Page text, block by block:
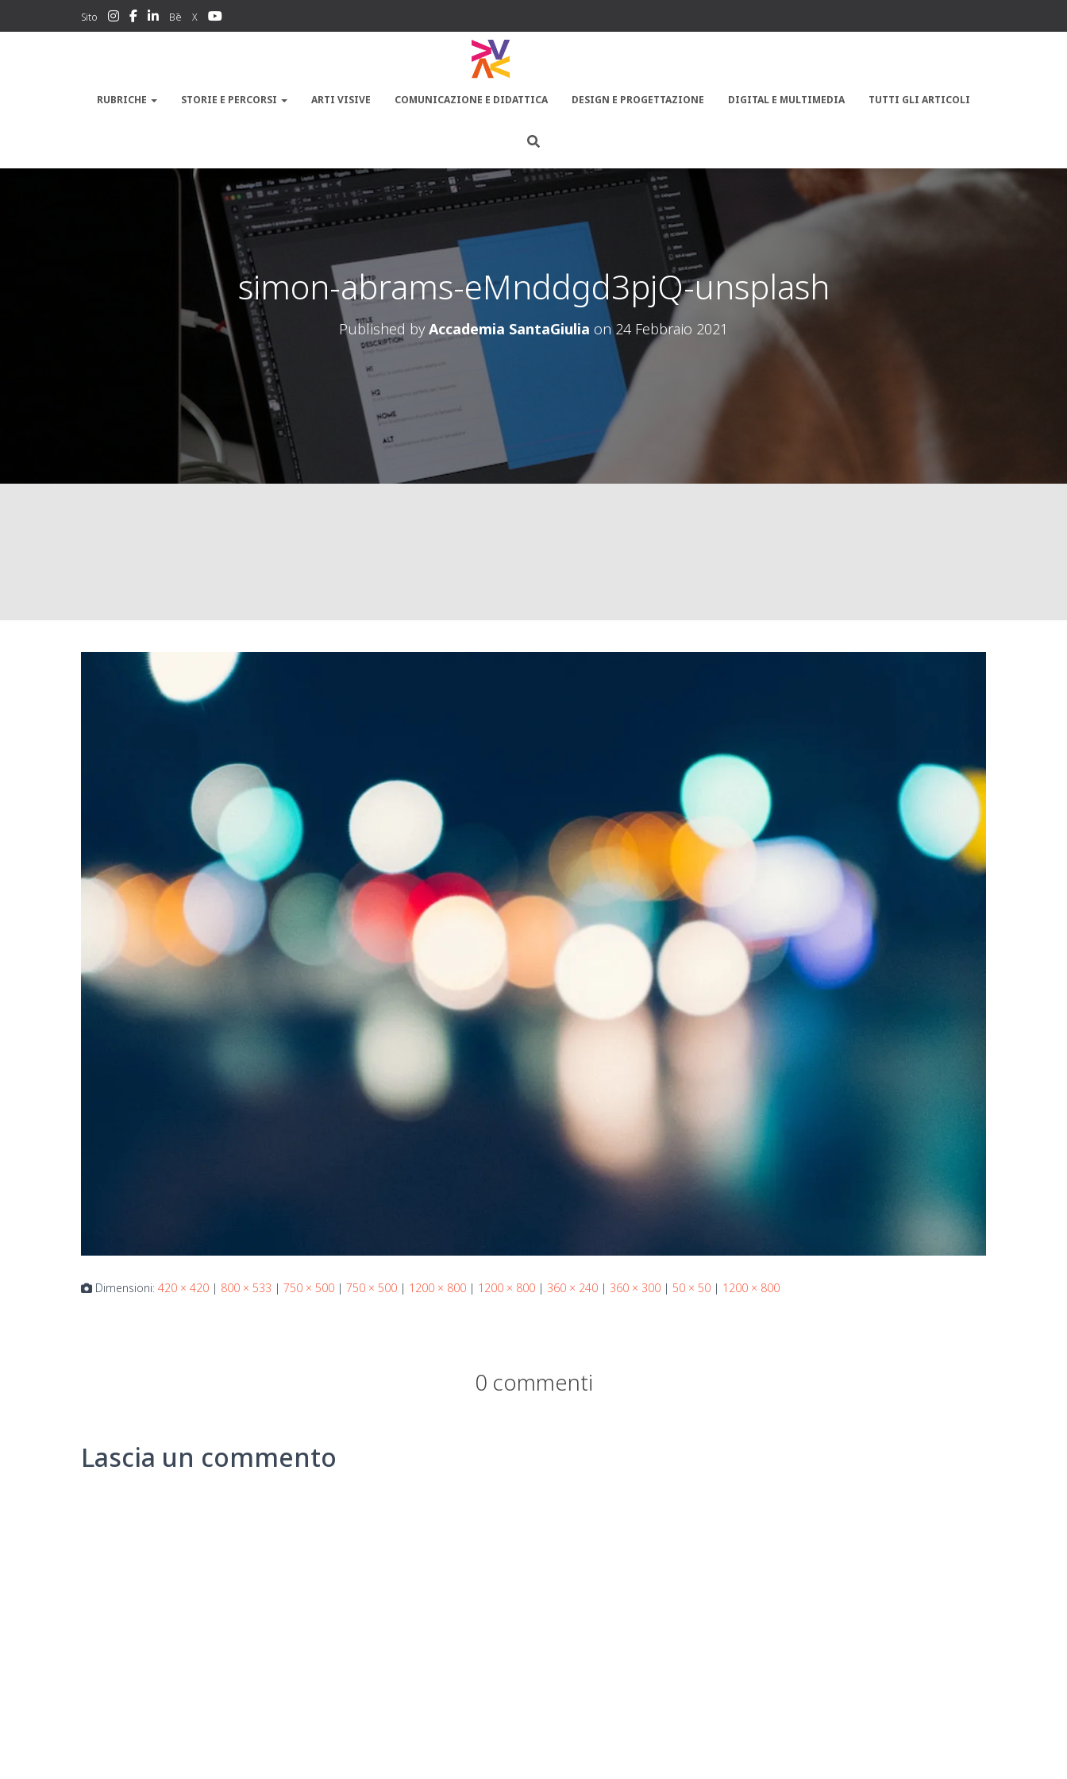
Sito Bē X
RUBRICHE STORIE E PERCORSI ARTI VISIVE COMUNICAZIONE E DIDATTICA DESIGN E PROGETTAZIONE DIGITAL E MULTIMEDIA TUTTI GLI ARTICOLI
simon-abrams-eMnddgd3pjQ-unsplash
Published byAccademia SantaGiulia on24 Febbraio 2021
Dimensioni: 420 × 420 | 800 × 533 | 750 × 500 | 750 × 500 | 1200 × 800 | 1200 × 800 | 360 × 240 | 360 × 300 | 50 × 50 | 1200 × 800
0 commenti
Lascia un commento